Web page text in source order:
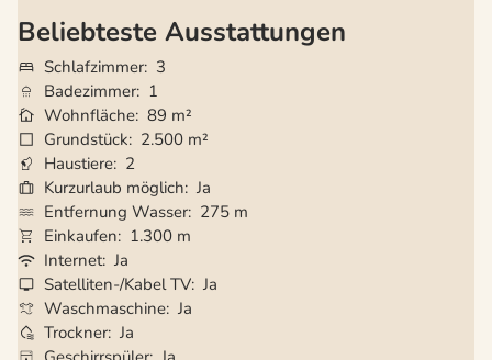
Beliebteste Ausstattungen
Schlafzimmer 3
Badezimmer 1
Wohnfläche 89 m²
Grundstück
2.500 m²
Haustiere 2
Kurzurlaub möglich Ja
Entfernung Wasser 275 m
Einkaufen
1.300 m
Internet Ja
Satelliten-/Kabel TV Ja
Waschmaschine Ja
Trockner Ja